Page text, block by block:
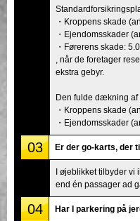
・Kroppens skade
・Ejendomsskader
・Førerens skade:
, når de foretager
ekstra gebyr.
Den fulde dækning
・Kroppens skade
・Ejendomsskader
03 Er der go-karts, der
I øjeblikket tilbyder vi
end én passager ad
04 Har I parkering på